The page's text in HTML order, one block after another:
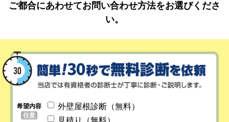
ご都合にあわせてお問い合わせ方法をお選びくださ
い。
希望内容
任意
外壁屋根診断（無料）
見積り（無料）